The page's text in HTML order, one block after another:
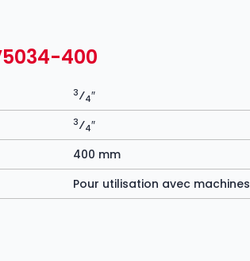
400
3⁄4″
3⁄4″
400 mm
Pour utilisation avec machines